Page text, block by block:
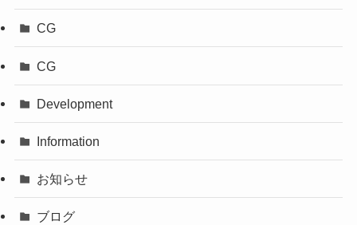
CG
CG
Development
Information
お知らせ
ブログ